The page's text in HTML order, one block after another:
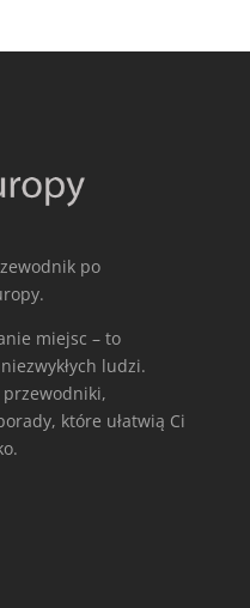
po
miejsc – to
ludzi.
przewodniki,
które ułatwią Ci